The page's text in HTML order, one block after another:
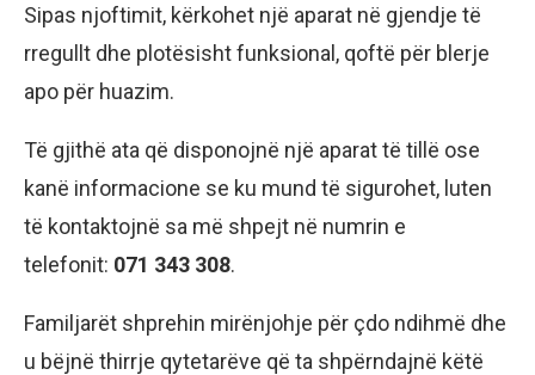
Sipas njoftimit, kërkohet një aparat në gjendje të
rregullt dhe plotësisht funksional, qoftë për blerje
apo për huazim.
Të gjithë ata që disponojnë një aparat të tillë ose
kanë informacione se ku mund të sigurohet, luten
të kontaktojnë sa më shpejt në numrin e
telefonit: 071 343 308.
Familjarët shprehin mirënjohje për çdo ndihmë dhe
u bëjnë thirrje qytetarëve që ta shpërndajnë këtë